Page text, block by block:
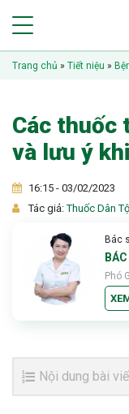
Trang chủ » Tiết niệu »
Các thuốc
và lưu ý
16:15 - 03/02/2023
Tác giả:Thuốc Dân
Bác
Phó
Nội dung bài